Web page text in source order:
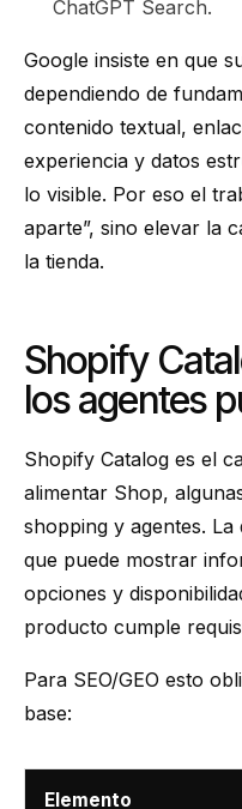
ChatGPT Search.
Google insiste en que
dependiendo de
contenido textual,
experiencia y datos
lo visible. Por eso el
aparte”, sino elevar la
la tienda.
Shopify
los agentes
Shopify Catalog es el
alimentar Shop,
shopping y agentes.
que puede mostrar
opciones y
producto cumple
Para SEO/GEO esto
base:
Elemento